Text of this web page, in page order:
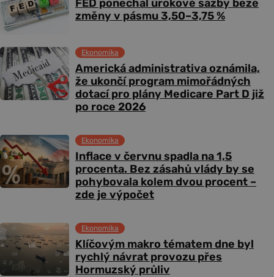
FED ponechal úrokové sazby beze
změny v pásmu 3,50–3,75 %
Americká administrativa oznámila,
že ukončí program mimořádných
dotací pro plány Medicare Part D již
po roce 2026
Ekonomika
Inflace v červnu spadla na 1,5
procenta. Bez zásahů vlády by se
pohybovala kolem dvou procent –
zde je výpočet
Ekonomika
Klíčovým makro tématem dne byl
rychlý návrat provozu přes
Hormuzský průliv
Ekonomika